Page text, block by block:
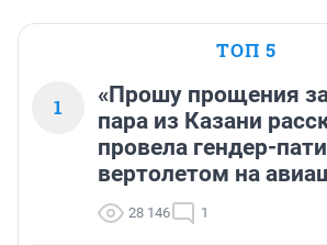
ТОП 5
1
«Прошу прощения
пара из Казани
провела гендер-
вертолетом на
28 146 1